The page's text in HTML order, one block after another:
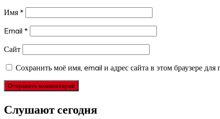
Имя *
Email *
Сайт
Сохранить моё имя, email и адрес сайта в этом браузере
Слушают сегодня